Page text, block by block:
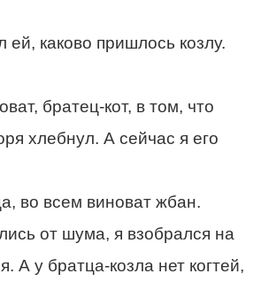
ей, каково пришлось козлу.
братец-кот, в том, что
хлебнул. А сейчас я его
во всем виноват жбан.
от шума, я взобрался на
А у братца-козла нет когтей,